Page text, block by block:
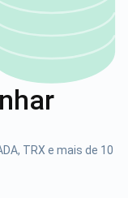
TRX e mais de 10